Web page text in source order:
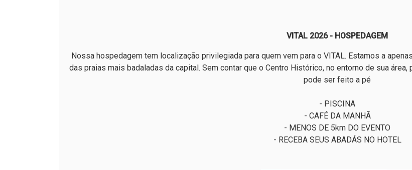
VITAL 2026 - HOSPEDAGEM
Nossa hospedagem tem localização privilegiada para quem vem para o VITAL. Estamos a
das praias mais badaladas da capital. Sem contar que o Centro Histórico, no entorno de sua
pode ser feito a pé
- PISCINA
- CAFÉ DA MANHÃ
- MENOS DE 5km DO EVENTO
- RECEBA SEUS ABADÁS NO HOTEL